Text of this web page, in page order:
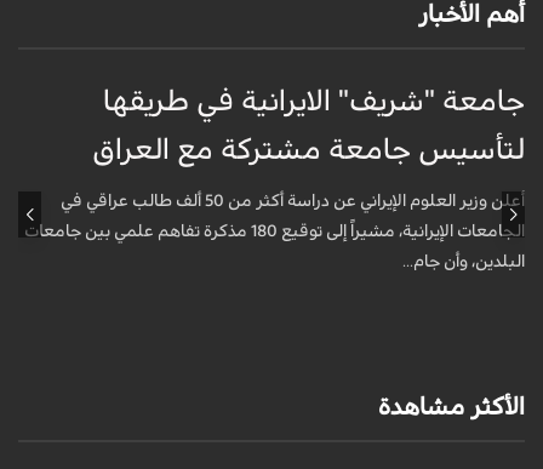
أهم الأخبار
جامعة "شريف" الايرانية في طريقها
لتأسيس جامعة مشتركة مع العراق
أعلن وزير العلوم الإيراني عن دراسة أكثر من 50 ألف طالب عراقي في
الجامعات الإيرانية، مشيراً إلى توقيع 180 مذكرة تفاهم علمي بين جامعات
البلدين، وأن جام...
الأكثر مشاهدة